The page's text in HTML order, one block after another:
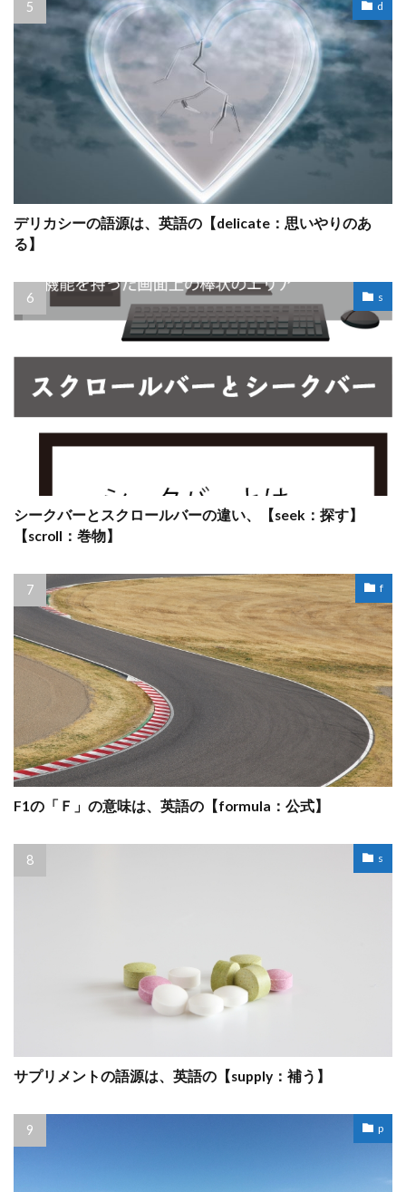
d
デリカシーの語源は、英語の【delicate：思いやりのあ
る】
s
シークバーとスクロールバーの違い、【seek：探す】
【scroll：巻物】
f
F1の「Ｆ」の意味は、英語の【formula：公式】
s
サプリメントの語源は、英語の【supply：補う】
p